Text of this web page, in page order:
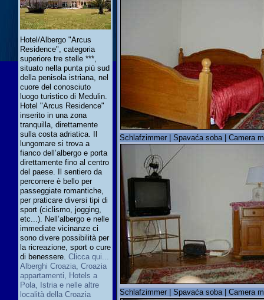
Hotel/Albergo "Arcus
Residence", categoria
superiore tre stelle ***,
situato nella punta più sud
della penisola istriana, nel
cuore del conosciuto
luogo turistico di Medulin.
Hotel "Arcus Residence"
inserito in una zona
tranquilla, direttamente
sulla costa adriatica. Il
lungomare si trova a
fianco dell’albergo e porta
direttamente fino al centro
del paese. Il sentiero da
percorrere è bello per
passeggiate romantiche,
per praticare diversi tipi di
sport (ciclismo, jogging,
etc...). Nell’albergo e nelle
immediate vicinanze ci
sono divere possibilità per
la ricreazione, sport o cure
di benessere. Clicca qui...
Alberghi Croazia, Croazia
appartamenti, Hotels a
Pola, Istria e nelle altre
località della Croazia
Schlafzimmer | Spavaća soba | Camera
Schlafzimmer | Spavaća soba | Camera